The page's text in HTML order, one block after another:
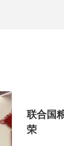
联合国
荣